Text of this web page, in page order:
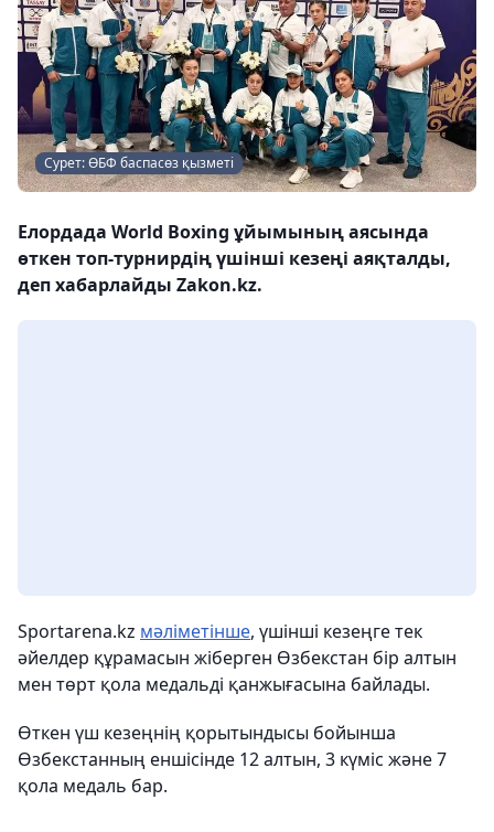
Сурет: ӨБФ баспасөз қызметі
Елордада World Boxing ұйымының аясында
өткен топ-турнирдің үшінші кезеңі аяқталды,
деп хабарлайды Zakon.kz.
Sportarena.kz мәліметінше, үшінші кезеңге тек
әйелдер құрамасын жіберген Өзбекстан бір алтын
мен төрт қола медальді қанжығасына байлады.
Өткен үш кезеңнің қорытындысы бойынша
Өзбекстанның еншісінде 12 алтын, 3 күміс және 7
қола медаль бар.